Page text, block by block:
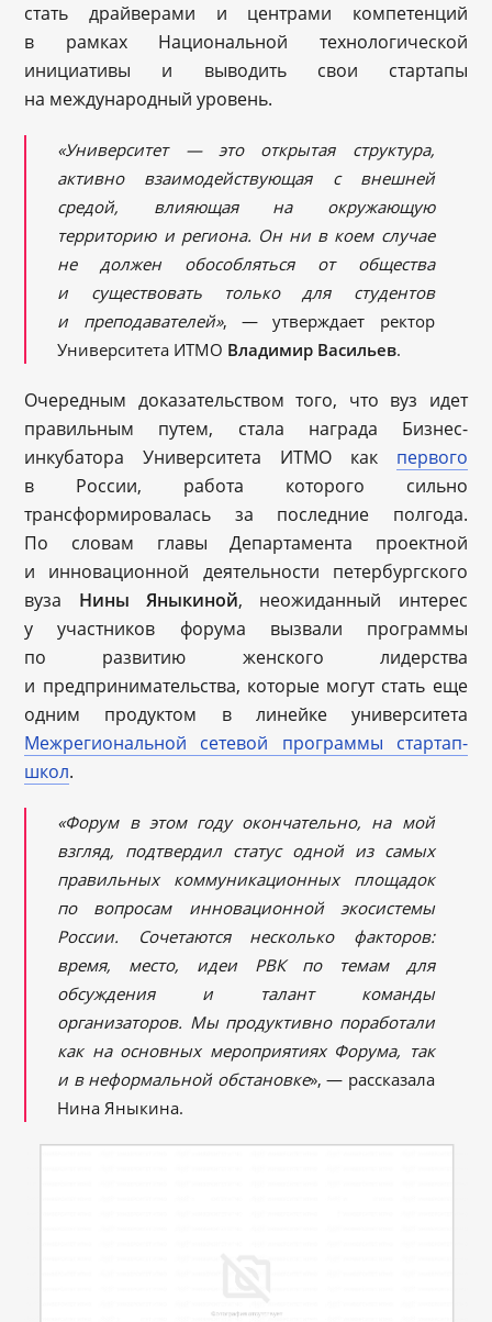
стать драйверами и центрами компетенций
в рамках Национальной технологической
инициативы и выводить свои стартапы
на международный уровень.
«Университет — это открытая структура,
активно взаимодействующая с внешней
средой, влияющая на окружающую
территорию и региона. Он ни в коем случае
не должен обособляться от общества
и существовать только для студентов
и преподавателей», — утверждает ректор
Университета ИТМО Владимир Васильев.
Очередным доказательством того, что вуз идет
правильным путем, стала награда Бизнес-
инкубатора Университета ИТМО как первого
в России, работа которого сильно
трансформировалась за последние полгода.
По словам главы Департамента проектной
и инновационной деятельности петербургского
вуза Нины Яныкиной, неожиданный интерес
у участников форума вызвали программы
по развитию женского лидерства
и предпринимательства, которые могут стать еще
одним продуктом в линейке университета
Межрегиональной сетевой программы стартап-
школ.
«Форум в этом году окончательно, на мой
взгляд, подтвердил статус одной из самых
правильных коммуникационных площадок
по вопросам инновационной экосистемы
России. Сочетаются несколько факторов:
время, место, идеи РВК по темам для
обсуждения и талант команды
организаторов. Мы продуктивно поработали
как на основных мероприятиях Форума, так
и в неформальной обстановке», — рассказала
Нина Яныкина.